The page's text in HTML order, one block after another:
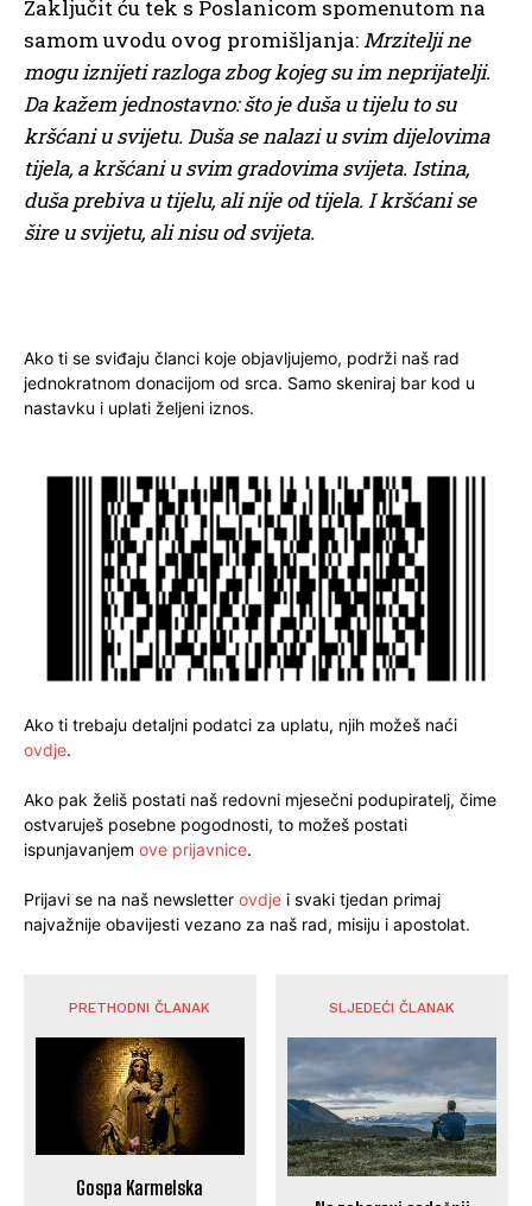
Zaključit ću tek s Poslanicom spomenutom na
samom uvodu ovog promišljanja:Mrzitelji ne
mogu iznijeti razloga zbog kojeg su im neprijatelji.
Da kažem jednostavno: što je duša u tijelu to su
kršćani u svijetu. Duša se nalazi u svim dijelovima
tijela, a kršćani u svim gradovima svijeta. Istina,
duša prebiva u tijelu, ali nije od tijela. I kršćani se
šire u svijetu, ali nisu od svijeta.
Ako ti se sviđaju članci koje objavljujemo, podrži naš rad
jednokratnom donacijom od srca. Samo skeniraj bar kod u
nastavku i uplati željeni iznos.
Ako ti trebaju detaljni podatci za uplatu, njih možeš naći
ovdje.
Ako pak želiš postati naš redovni mjesečni podupiratelj, čime
ostvaruješ posebne pogodnosti, to možeš postati
ispunjavanjem ove prijavnice.
Prijavi se na naš newsletter ovdje i svaki tjedan primaj
najvažnije obavijesti vezano za naš rad, misiju i apostolat.
PRETHODNI ČLANAK
Gospa Karmelska
SLJEDEĆI ČLANAK